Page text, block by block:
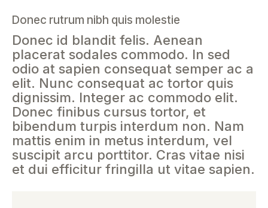
Donec rutrum nibh quis molestie
Donec id blandit felis. Aenean
placerat sodales commodo. In sed
odio at sapien consequat semper ac a
elit. Nunc consequat ac tortor quis
dignissim. Integer ac commodo elit.
Donec finibus cursus tortor, et
bibendum turpis interdum non. Nam
mattis enim in metus interdum, vel
suscipit arcu porttitor. Cras vitae nisi
et dui efficitur fringilla ut vitae sapien.